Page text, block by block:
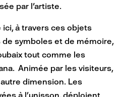
par l'artiste.
ici, à travers ces objets
symboles et de mémoire,
tout comme les
Animée par les visiteurs,
dimension. Les